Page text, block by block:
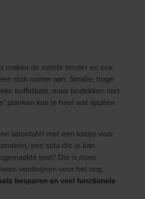
maken de ruimte breder en ook
stuk ruimer aan. Smalle, hoge
buffetkast, maar bedekken niet
planken kan je heel wat spullen
salontafel met een kastje voor
een sofa die je kan
kast? Die is mooi
verdwijnen voor het oog.
besparen en veel functionele